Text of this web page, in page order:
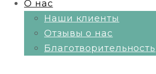
О нас
Наши клиенты
Отзывы о нас
Благотворительность